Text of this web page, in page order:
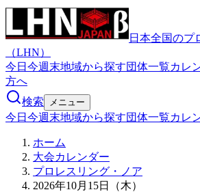
日本全国のプ
（LHN）
今日 今週末地域から探す団体一覧カレ
方へ
検索
メニュー
今日 今週末地域から探す団体一覧カレ
ホーム
大会カレンダー
プロレスリング・ノア
2026年10月15日（木）